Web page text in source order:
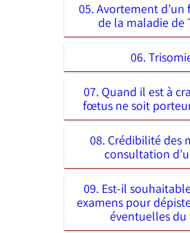
05. Avortement
de la maladie de
06.
07. Quand il est à
fœtus ne soit
08. Crédibilité des
consultation
09. Est-il
examens pour
éventuelles